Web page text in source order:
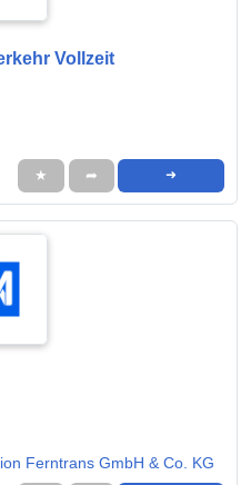
Vollzeit
★ ➦ ➜
Ferntrans GmbH & Co. KG